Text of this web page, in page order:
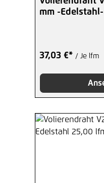
mm -
37,03 €* / Je lfm